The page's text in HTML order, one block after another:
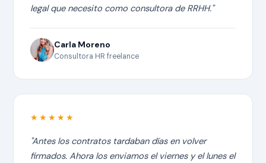
legal que necesito como consultora de RRHH."
Carla Moreno
Consultora HR freelance
★★★★★
"Antes los contratos tardaban días en volver
firmados. Ahora los enviamos el viernes y el lunes el